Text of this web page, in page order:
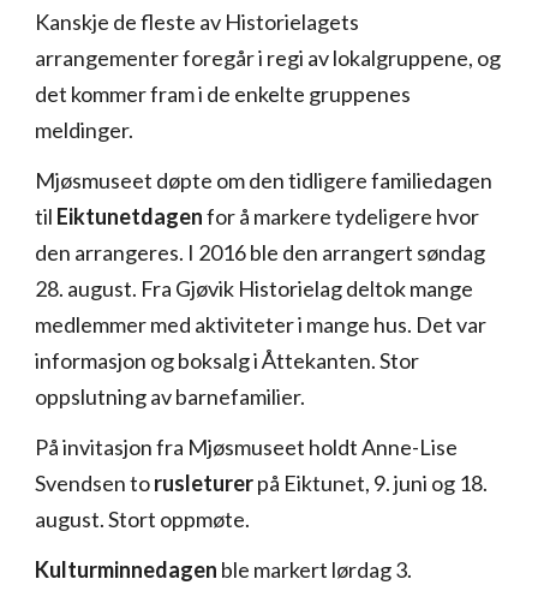
Kanskje de fleste av Historielagets
arrangementer foregår i regi av lokalgruppene, og
det kommer fram i de enkelte gruppenes
meldinger.
Mjøsmuseet døpte om den tidligere familiedagen
til Eiktunetdagenfor å markere tydeligere hvor
den arrangeres. I 2016 ble den arrangert søndag
28. august. Fra Gjøvik Historielag deltok mange
medlemmer med aktiviteter i mange hus. Det var
informasjon og boksalg i Åttekanten. Stor
oppslutning av barnefamilier.
På invitasjon fra Mjøsmuseet holdt Anne-Lise
Svendsen torusleturerpå Eiktunet, 9. juni og 18.
august. Stort oppmøte.
Kulturminnedagen ble markert lørdag 3.